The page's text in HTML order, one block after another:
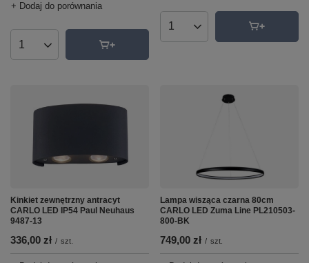
+ Dodaj do porównania
Ilość produktów
Ilość produktów
Kinkiet zewnętrzny antracyt
CARLO LED IP54 Paul Neuhaus
9487-13
336,00 zł / szt.
Lampa wisząca czarna 80cm
CARLO LED Zuma Line PL210503-
800-BK
749,00 zł / szt.